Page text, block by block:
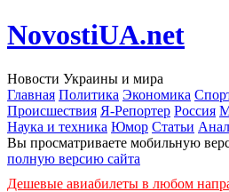
NovostiUA.net
Новости Украины и мира
Главная Политика Экономика
Происшествия Я-Репортер Россия
Наука и техника Юмор Статьи
Вы просматриваете мобильную
полную версию сайта
Дешевые авиабилеты в любом